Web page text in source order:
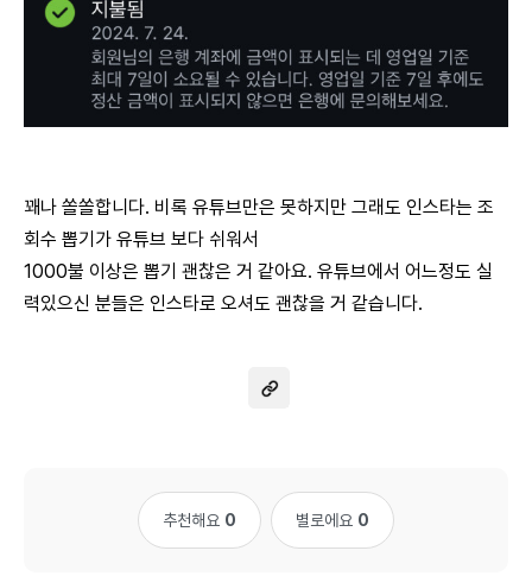
꽤나 쏠쏠합니다. 비록 유튜브만은 못하지만 그래도 인스타는 조
회수 뽑기가 유튜브 보다 쉬워서
1000불 이상은 뽑기 괜찮은 거 같아요. 유튜브에서 어느정도 실
력있으신 분들은 인스타로 오셔도 괜찮을 거 같습니다.
추천해요 0 별로에요 0